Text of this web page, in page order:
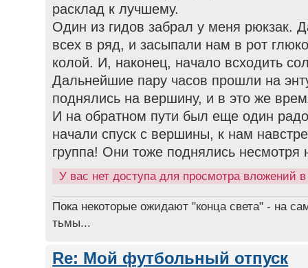
расклад к лучшему.
Один из гидов забрал у меня рюкзак.
всех в ряд, и засыпали нам в рот
колой. И, наконец, начало всходить
Дальнейшие пару часов прошли на
поднялись на вершину, и в это же
И на обратном пути был еще один
начали спуск с вершины, к нам
группа! Они тоже поднялись несмотря
У вас нет доступа для просмотра вложений
Пока некоторые ожидают "конца света" - на
тьмы...
Re: Мой футбольный отпуск